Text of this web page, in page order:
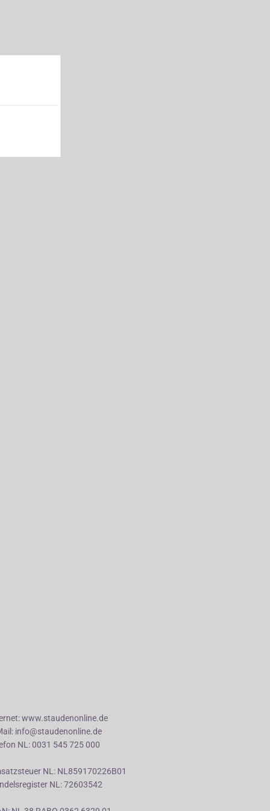
www.staudenonline.de
info@staudenonline.de
NL: 0031 545 725 000
NL: NL859170226B01
NL: 72603542